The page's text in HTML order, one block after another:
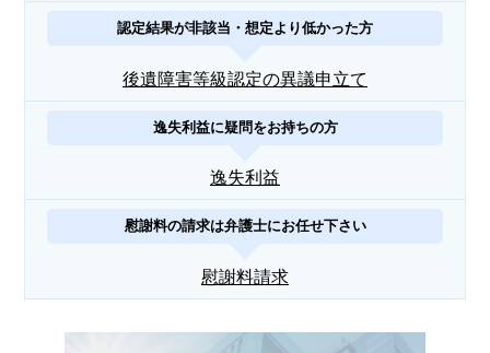
認定結果が非該当・想定より低かった方
後遺障害等級認定の異議申立て
逸失利益に疑問をお持ちの方
逸失利益
慰謝料の請求は弁護士にお任せ下さい
慰謝料請求